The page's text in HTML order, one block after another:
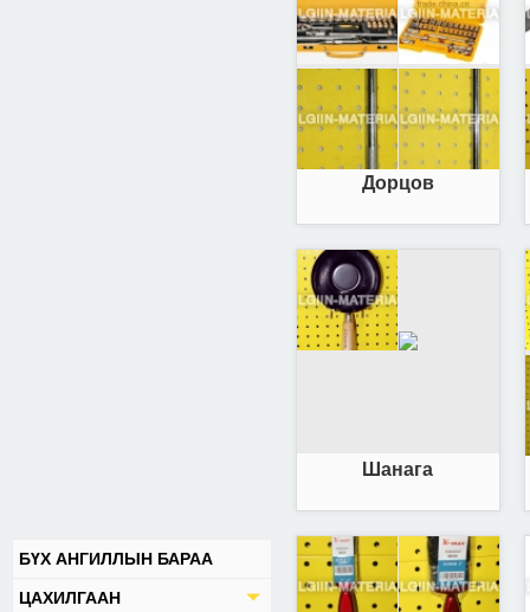
БҮХ АНГИЛЛЫН БАРАА
ЦАХИЛГААН
Дорцов
Шанага